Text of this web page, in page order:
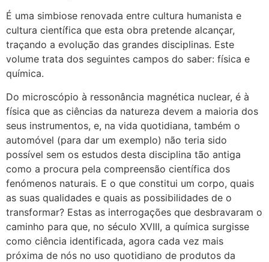
É uma simbiose renovada entre cultura humanista e
cultura científica que esta obra pretende alcançar,
traçando a evolução das grandes disciplinas. Este
volume trata dos seguintes campos do saber: física e
química.
Do microscópio à ressonância magnética nuclear, é à
física que as ciências da natureza devem a maioria dos
seus instrumentos, e, na vida quotidiana, também o
automóvel (para dar um exemplo) não teria sido
possível sem os estudos desta disciplina tão antiga
como a procura pela compreensão científica dos
fenómenos naturais. E o que constitui um corpo, quais
as suas qualidades e quais as possibilidades de o
transformar? Estas as interrogações que desbravaram o
caminho para que, no século XVIII, a química surgisse
como ciência identificada, agora cada vez mais
próxima de nós no uso quotidiano de produtos da